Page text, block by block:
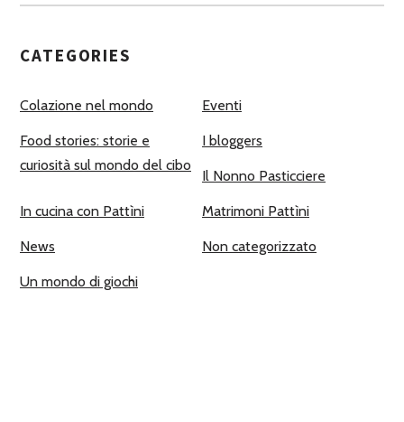
CATEGORIES
Colazione nel mondo Eventi
Food stories: storie e
curiosità sul mondo del cibo
I bloggers
Il Nonno Pasticciere
In cucina con Pattìni Matrimoni Pattìni
News Non categorizzato
Un mondo di giochi